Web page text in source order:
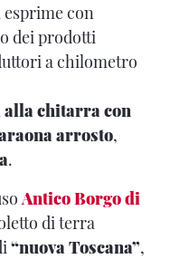
con
dei prodotti
a chilometro
alla chitarra con
arrosto,
.
Antico Borgo di
di terra
“nuova Toscana”,